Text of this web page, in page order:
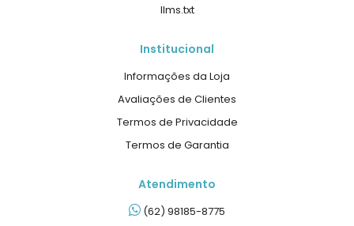
llms.txt
Institucional
Informações da Loja
Avaliações de Clientes
Termos de Privacidade
Termos de Garantia
Atendimento
(62) 98185-8775